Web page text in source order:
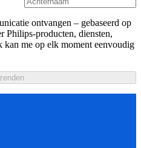
ontvangen – gebaseerd op
Philips-producten, diensten,
kan me op elk moment eenvoudig